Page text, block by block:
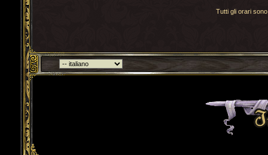
Tutti gli orari
Torna indietro